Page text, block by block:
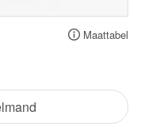
Maattabel